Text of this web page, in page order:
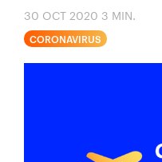
30 OCT 2020 3 MIN.
CORONAVIRUS